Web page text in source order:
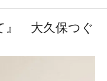
』 大久保つぐ